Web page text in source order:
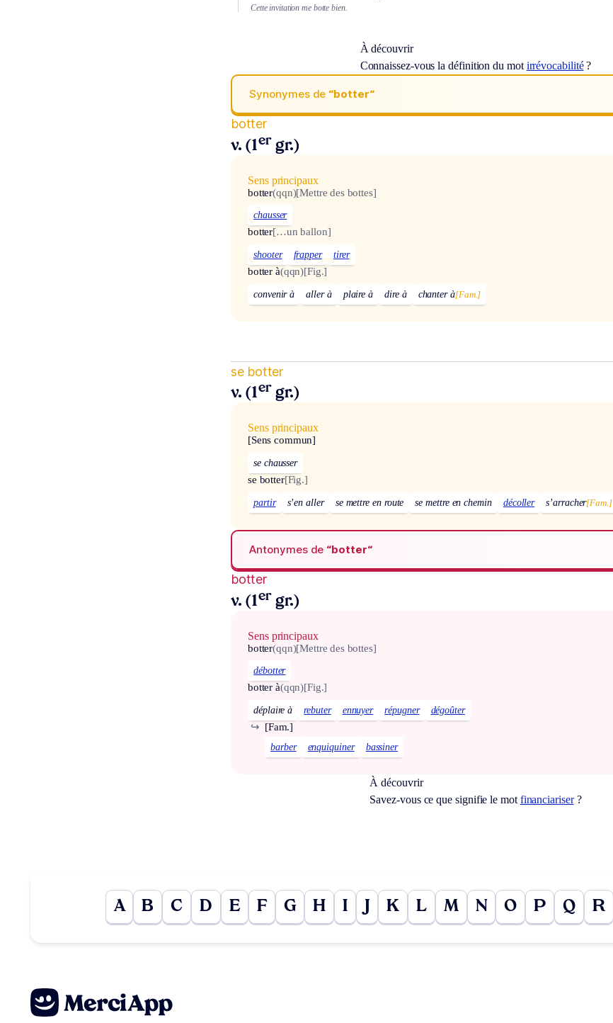
Cette invitation me botte bien.
À découvrir
Connaissez-vous la définition du mot irrévocabilité?
Synonymes de “botter“
botter
v. (1er gr.)
Sens principaux
botter(qqn)[Mettre des bottes]
chausser
botter[…un ballon]
shooter frapper tirer
botter à(qqn)[Fig.]
convenir à aller à plaire à dire à chanter à[Fam.]
se botter
v. (1er gr.)
Sens principaux
[Sens commun]
se chausser
se botter[Fig.]
partir s’en aller se mettre en route se mettre en chemin décoller s’arracher[Fam.]
Antonymes de “botter“
botter
v. (1er gr.)
Sens principaux
botter(qqn)[Mettre des bottes]
débotter
botter à(qqn)[Fig.]
déplaire à rebuter ennuyer répugner dégoûter
[Fam.]
↪
barber enquiquiner bassiner
À découvrir
Savez-vous ce que signifie le mot financiariser?
A B C D E F G H I J K L M N O P Q R